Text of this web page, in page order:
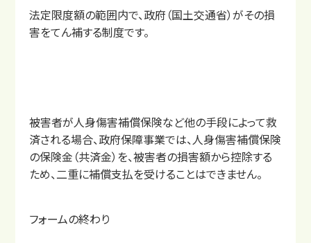
法定限度額の範囲内で、政府（国土交通省）がその損
害をてん補する制度です。
被害者が人身傷害補償保険など他の手段によって救
済される場合、政府保障事業では、人身傷害補償保険
の保険金（共済金）を、被害者の損害額から控除する
ため、二重に補償支払を受けることはできません。
フォームの終わり